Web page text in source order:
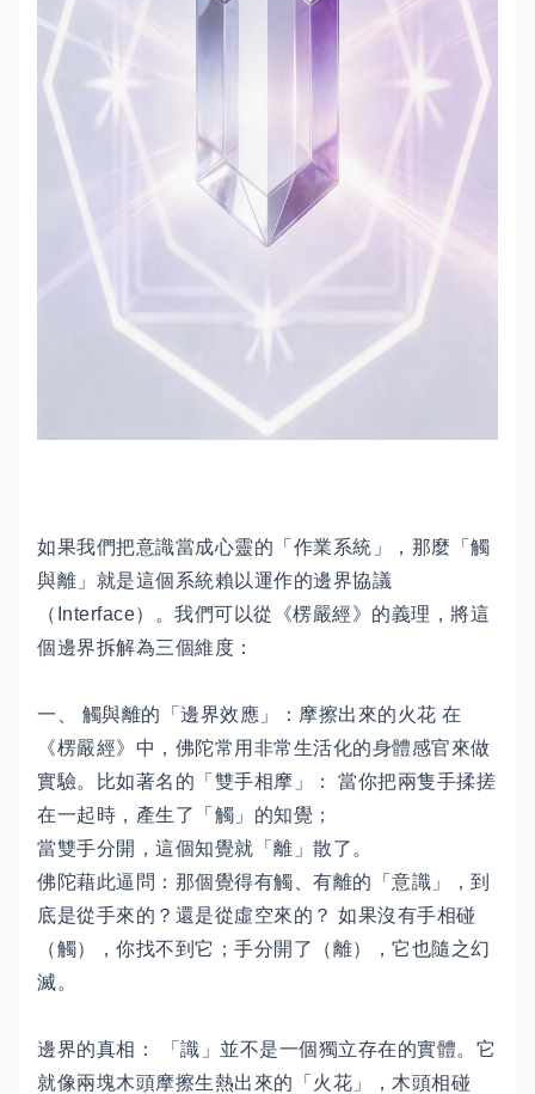
如果我們把意識當成心靈的「作業系統」，那麼「觸
與離」就是這個系統賴以運作的邊界協議
（Interface）。我們可以從《楞嚴經》的義理，將這
個邊界拆解為三個維度：
一、 觸與離的「邊界效應」：摩擦出來的火花 在
《楞嚴經》中，佛陀常用非常生活化的身體感官來做
實驗。比如著名的「雙手相摩」： 當你把兩隻手揉搓
在一起時，產生了「觸」的知覺；
當雙手分開，這個知覺就「離」散了。
佛陀藉此逼問：那個覺得有觸、有離的「意識」，到
底是從手來的？還是從虛空來的？ 如果沒有手相碰
（觸），你找不到它；手分開了（離），它也隨之幻
滅。
邊界的真相： 「識」並不是一個獨立存在的實體。它
就像兩塊木頭摩擦生熱出來的「火花」，木頭相碰